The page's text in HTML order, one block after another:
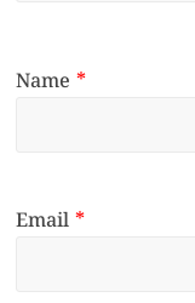
Name*
Email*